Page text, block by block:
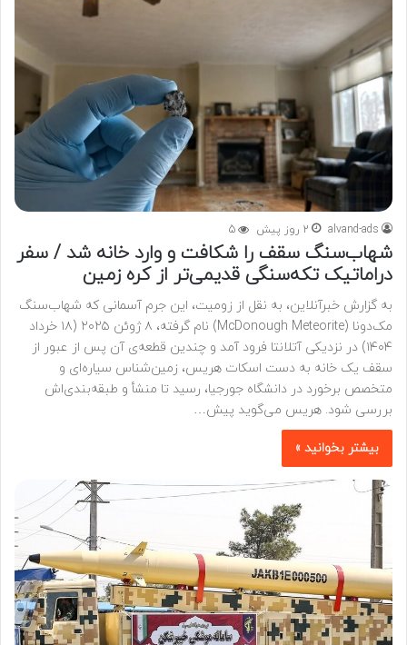
alvand-ads 2 روز پیش 5
شهاب‌سنگ سقف را شکافت و وارد خانه شد / سفر
دراماتیک تکه‌سنگی قدیمی‌تر از کره زمین
به گزارش خبرآنلاین، به نقل از زومیت، این جرم آسمانی که شهاب‌سنگ
مک‌دونا (McDonough Meteorite) نام گرفته، ۸ ژوئن ۲۰۲۵ (۱۸ خرداد
۱۴۰۴) در نزدیکی آتلانتا فرود آمد و چندین قطعه‌ی آن پس از عبور از
سقف یک خانه به دست اسکات هریس، زمین‌شناس سیاره‌ای و
متخصص برخورد در دانشگاه جورجیا، رسید تا منشأ و طبقه‌بندی‌اش
بررسی شود. هریس می‌گوید پیش…
بیشتر بخوانید »